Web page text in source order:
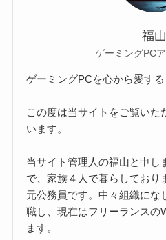
福山
ゲーミングPC
ゲーミングPCを心から愛する
この度は当サイトをご覧いた
います。
当サイト管理人の福山と申し
で、家族４人で暮らしており
元公務員です。中々組織にな
職し、現在はフリーランスの
ます。